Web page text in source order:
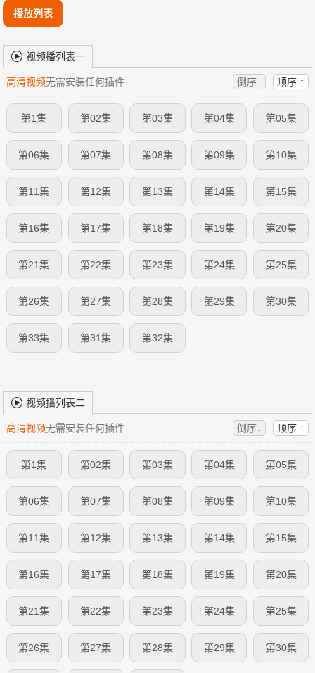
播放列表
视频播列表一
高清视频无需安装任何插件 倒序↓ 顺序 ↑
第1集 第02集 第03集 第04集 第05集
第06集 第07集 第08集 第09集 第10集
第11集 第12集 第13集 第14集 第15集
第16集 第17集 第18集 第19集 第20集
第21集 第22集 第23集 第24集 第25集
第26集 第27集 第28集 第29集 第30集
第33集 第31集 第32集
视频播列表二
高清视频无需安装任何插件 倒序↓ 顺序 ↑
第1集 第02集 第03集 第04集 第05集
第06集 第07集 第08集 第09集 第10集
第11集 第12集 第13集 第14集 第15集
第16集 第17集 第18集 第19集 第20集
第21集 第22集 第23集 第24集 第25集
第26集 第27集 第28集 第29集 第30集